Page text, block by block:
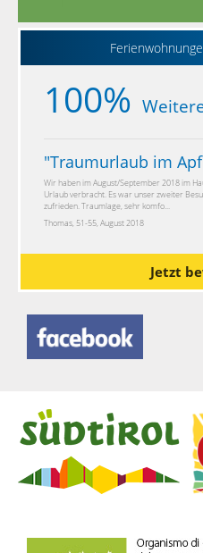
100%
"Traumurlaub im
Wir haben im August/September 2018 im
Urlaub verbracht. Es war unser zweiter
zufrieden. Traumlage, sehr komfo...
Thomas, 51-55, August 2018
Jetzt